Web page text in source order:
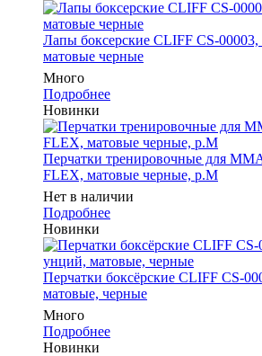
Лапы боксерские CLIFF CS-
матовые черные
Много
Подробнее
Новинки
Перчатки тренировочные для
FLEX, матовые черные, р.M
Нет в наличии
Подробнее
Новинки
Перчатки боксёрские CLIFF CS-
матовые, черные
Много
Подробнее
Новинки